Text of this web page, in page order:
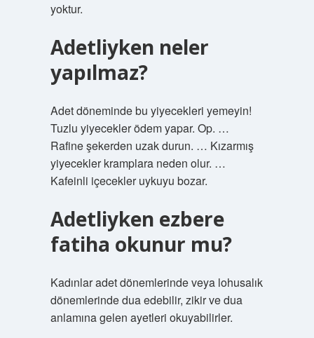
yoktur.
Adetliyken neler
yapılmaz?
Adet döneminde bu yiyecekleri yemeyin!
Tuzlu yiyecekler ödem yapar. Op. …
Rafine şekerden uzak durun. … Kızarmış
yiyecekler kramplara neden olur. …
Kafeinli içecekler uykuyu bozar.
Adetliyken ezbere
fatiha okunur mu?
Kadınlar adet dönemlerinde veya lohusalık
dönemlerinde dua edebilir, zikir ve dua
anlamına gelen ayetleri okuyabilirler.